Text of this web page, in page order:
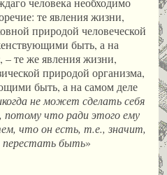
те явления жизни,
природой человеческой
быть, а на
– те же явления жизни,
природой организма,
быть, а на самом деле
не может сделать себя
что ради этого ему
что он есть, т.е., значит,
перестать быть»